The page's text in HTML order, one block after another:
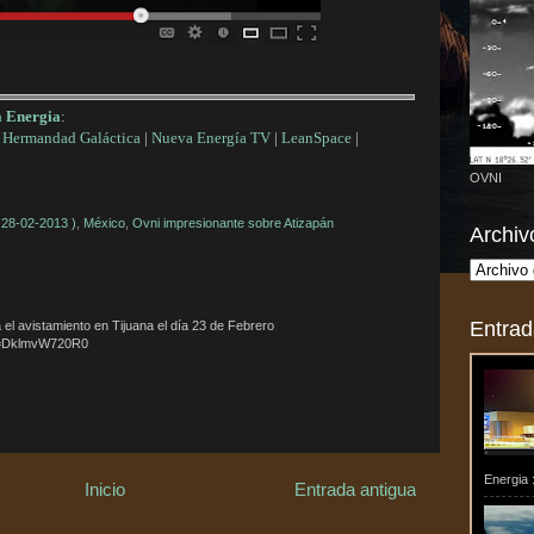
Energia:
Hermandad Galáctica | Nueva Energía TV | LeanSpace |
02-2013 ) México, Ovni impresionante sobre Atizapán
avistamiento en Tijuana el día 23 de Febrero
Entrada antigua
Inicio
OVNI
Energia